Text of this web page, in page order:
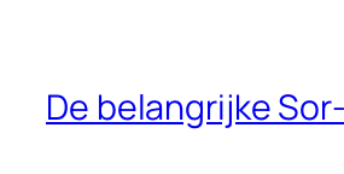
De belangrijke